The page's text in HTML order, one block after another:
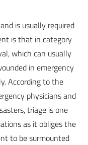
is usually required
is that in category
which can usually
in emergency
According to the
physicians and
triage is one
as it obliges the
to be surmounted